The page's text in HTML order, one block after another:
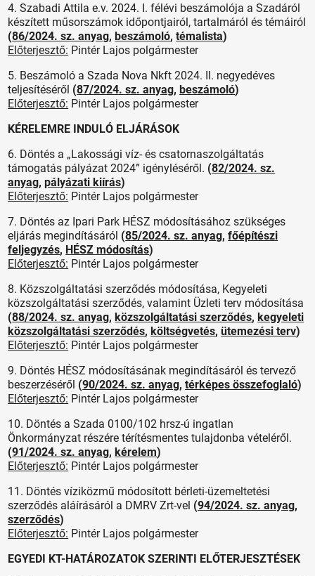
4. Szabadi Attila e.v. 2024. I. félévi beszámolója a Szadáról
készített műsorszámok időpontjairól, tartalmáról és témáiról
(86/2024. sz. anyag,beszámoló,témalista)
Előterjesztő: Pintér Lajos polgármester
5. Beszámoló a Szada Nova Nkft 2024. II. negyedéves
teljesítéséről (87/2024. sz. anyag,beszámoló)
Előterjesztő: Pintér Lajos polgármester
KÉRELEMRE INDULÓ ELJÁRÁSOK
6. Döntés a „Lakossági víz- és csatornaszolgáltatás
támogatás pályázat 2024” igényléséről. (82/2024. sz.
anyag,pályázati kiírás)
Előterjesztő: Pintér Lajos polgármester
7. Döntés az Ipari Park HÉSZ módosításához szükséges
eljárás megindításáról (85/2024. sz. anyag,főépítészi
feljegyzés, HÉSZ módosítás)
Előterjesztő: Pintér Lajos polgármester
8. Közszolgáltatási szerződés módosítása, Kegyeleti
közszolgáltatási szerződés, valamint Üzleti terv módosítása
(88/2024. sz. anyag,közszolgáltatási szerződés,kegyeleti
közszolgáltatási szerződés,költségvetés,ütemezési terv)
Előterjesztő: Pintér Lajos polgármester
9. Döntés HÉSZ módosításának megindításáról és tervező
beszerzéséről (90/2024. sz. anyag,térképes összefoglaló)
Előterjesztő: Pintér Lajos polgármester
10. Döntés a Szada 0100/102 hrsz-ú ingatlan
Önkormányzat részére térítésmentes tulajdonba vételéről.
(91/2024. sz. anyag,kérelem)
Előterjesztő: Pintér Lajos polgármester
11. Döntés víziközmű módosított bérleti-üzemeltetési
szerződés aláírásáról a DMRV Zrt-vel (94/2024. sz. anyag,
szerződés)
Előterjesztő: Pintér Lajos polgármester
EGYEDI KT-HATÁROZATOK SZERINTI ELŐTERJESZTÉSEK